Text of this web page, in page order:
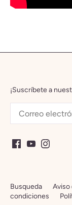
¡Suscríbete a
Busqueda Aviso
condiciones